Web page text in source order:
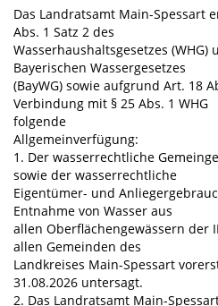
Das Landratsamt Main-Spessart
Abs. 1 Satz 2 des
Wasserhaushaltsgesetzes (WHG)
Bayerischen Wassergesetzes
(BayWG) sowie aufgrund Art. 18
Verbindung mit § 25 Abs. 1 WHG
folgende
Allgemeinverfügung:
1. Der wasserrechtliche
sowie der wasserrechtliche
Eigentümer- und
Entnahme von Wasser aus
allen Oberflächengewässern der
allen Gemeinden des
Landkreises Main-Spessart
31.08.2026 untersagt.
2. Das Landratsamt Main-